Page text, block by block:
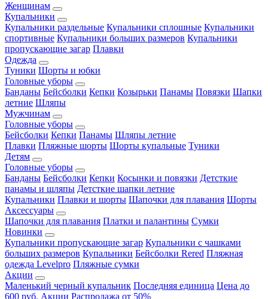
Женщинам
Купальники
Купальники раздельные Купальники сплошные Купальники
спортивные Купальники больших размеров Купальники
пропускающие загар Плавки
Одежда
Туники Шорты и юбки
Головные уборы
Банданы Бейсболки Кепки Козырьки Панамы Повязки Шапки
летние Шляпы
Мужчинам
Головные уборы
Бейсболки Кепки Панамы Шляпы летние
Плавки Пляжные шорты Шорты купальные Туники
Детям
Головные уборы
Банданы Бейсболки Кепки Косынки и повязки Детсткие
панамы и шляпы Детсткие шапки летние
Купальники Плавки и шорты Шапочки для плавания Шорты
Аксессуары
Шапочки для плавания Платки и палантины Сумки
Новинки
Купальники пропускающие загар Купальники с чашками
больших размеров Купальники Бейсболки Rered Пляжная
одежда Levelpro Пляжные сумки
Акции
Маленький черный купальник Последняя единица Цена до
600 руб. Акции Распродажа от 50%